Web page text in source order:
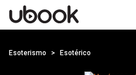
Esoterismo Esotérico